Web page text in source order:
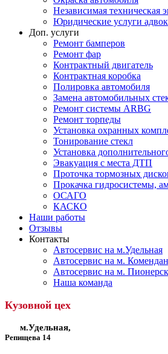
Независимая техническая
Юридические услуги
Доп. услуги
Ремонт бамперов
Ремонт фар
Контрактный двигатель
Контрактная коробка
Полировка автомобиля
Замена автомобильных
Ремонт системы ARBG
Ремонт торпеды
Установка охранных
Тонирование стекл
Установка
Эвакуация с места ДТП
Проточка тормозных
Прокачка гидросистемы,
ОСАГО
КАСКО
Наши работы
Отзывы
Контакты
Автосервис на м.Удельная
Автосервис на м.
Автосервис на м.
Наша команда
Кузовной цех
м.Удельная,
Репищева 14